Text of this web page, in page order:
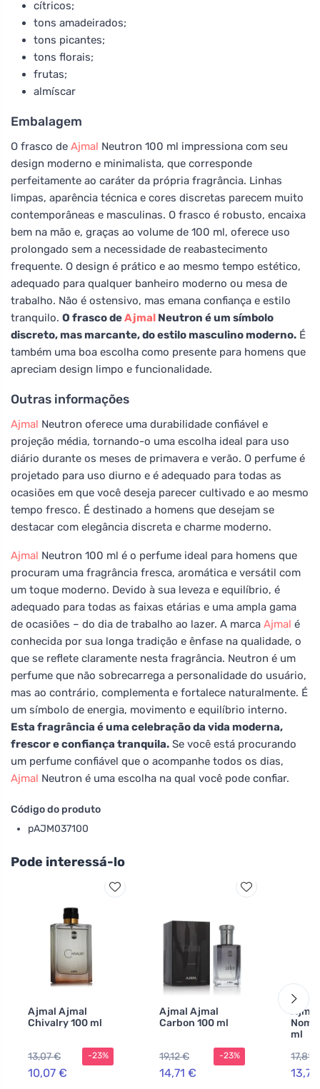
cítricos;
tons amadeirados;
tons picantes;
tons florais;
frutas;
almíscar
Embalagem
O frasco de Ajmal Neutron 100 ml impressiona com seu
design moderno e minimalista, que corresponde
perfeitamente ao caráter da própria fragrância. Linhas
limpas, aparência técnica e cores discretas parecem muito
contemporâneas e masculinas. O frasco é robusto, encaixa
bem na mão e, graças ao volume de 100 ml, oferece uso
prolongado sem a necessidade de reabastecimento
frequente. O design é prático e ao mesmo tempo estético,
adequado para qualquer banheiro moderno ou mesa de
trabalho. Não é ostensivo, mas emana confiança e estilo
tranquilo. O frasco deAjmal Neutron é um símbolo
discreto, mas marcante, do estilo masculino moderno. É
também uma boa escolha como presente para homens que
apreciam design limpo e funcionalidade.
Outras informações
Ajmal Neutron oferece uma durabilidade confiável e
projeção média, tornando-o uma escolha ideal para uso
diário durante os meses de primavera e verão. O perfume é
projetado para uso diurno e é adequado para todas as
ocasiões em que você deseja parecer cultivado e ao mesmo
tempo fresco. É destinado a homens que desejam se
destacar com elegância discreta e charme moderno.
Ajmal Neutron 100 ml é o perfume ideal para homens que
procuram uma fragrância fresca, aromática e versátil com
um toque moderno. Devido à sua leveza e equilíbrio, é
adequado para todas as faixas etárias e uma ampla gama
de ocasiões – do dia de trabalho ao lazer. A marca Ajmal é
conhecida por sua longa tradição e ênfase na qualidade, o
que se reflete claramente nesta fragrância. Neutron é um
perfume que não sobrecarrega a personalidade do usuário,
mas ao contrário, complementa e fortalece naturalmente. É
um símbolo de energia, movimento e equilíbrio interno.
Esta fragrância é uma celebração da vida moderna,
frescor e confiança tranquila. Se você está procurando
um perfume confiável que o acompanhe todos os dias,
Ajmal Neutron é uma escolha na qual você pode confiar.
Código do produto
pAJM037100
Pode interessá-lo
Ajmal Ajmal
Chivalry 100 ml
13,07 €
10,07 €
-23%
Ajmal Ajmal
Carbon 100 ml
19,12 €
14,71 €
-23%
ml
17,81